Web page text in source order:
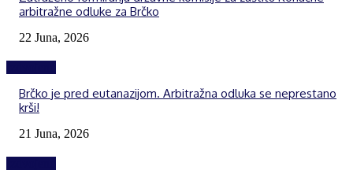
arbitražne odluke za Brčko
22 Juna, 2026
Brčko je pred eutanazijom. Arbitražna odluka se neprestano
krši!
21 Juna, 2026